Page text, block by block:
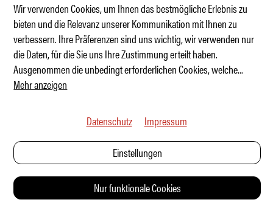
Wer hat die beste Preis-Leistung?
Wir verwenden Cookies, um Ihnen das bestmögliche Erlebnis zu
bieten und die Relevanz unserer Kommunikation mit Ihnen zu
verbessern. Ihre Präferenzen sind uns wichtig, wir verwenden nur
die Daten, für die Sie uns Ihre Zustimmung erteilt haben.
Ausgenommen die unbedingt erforderlichen Cookies, welche...
Mehr anzeigen
Datenschutz Impressum
Einstellungen
Nur funktionale Cookies